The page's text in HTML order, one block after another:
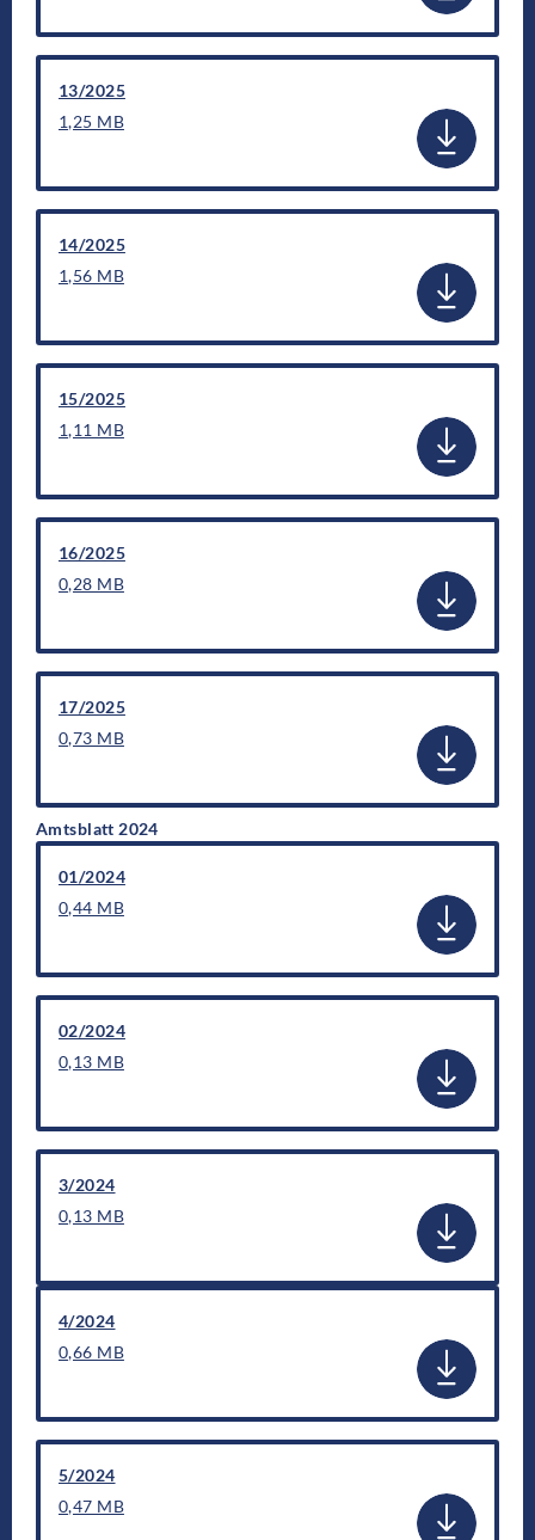
13/2025
1,25 MB
14/2025
1,56 MB
15/2025
1,11 MB
16/2025
0,28 MB
17/2025
0,73 MB
Amtsblatt 2024
01/2024
0,44 MB
02/2024
0,13 MB
3/2024
0,13 MB
4/2024
0,66 MB
5/2024
0,47 MB